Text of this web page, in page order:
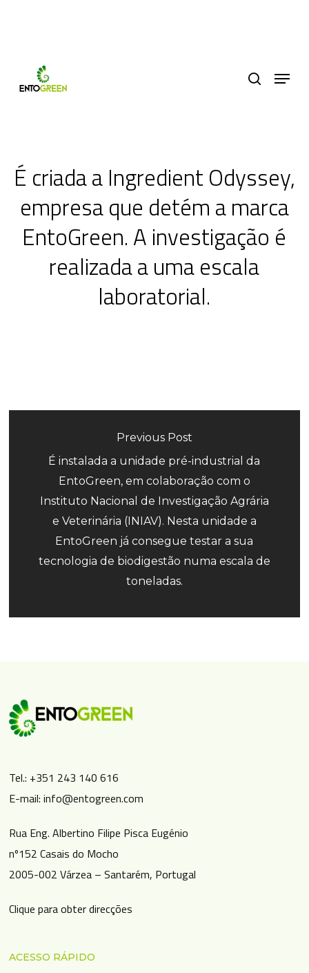
search
Menu
É criada a Ingredient Odyssey,
empresa que detém a marca
EntoGreen. A investigação é
realizada a uma escala
laboratorial.
Previous Post
É instalada a unidade pré-industrial da
EntoGreen, em colaboração com o
Instituto Nacional de Investigação Agrária
e Veterinária (INIAV). Nesta unidade a
EntoGreen já consegue testar a sua
tecnologia de biodigestão numa escala de
toneladas.
Tel.: +351 243 140 616
E-mail: info@entogreen.com
Rua Eng. Albertino Filipe Pisca Eugénio
nº152 Casais do Mocho
2005-002 Várzea – Santarém, Portugal
Clique para obter direcções
ACESSO RÁPIDO